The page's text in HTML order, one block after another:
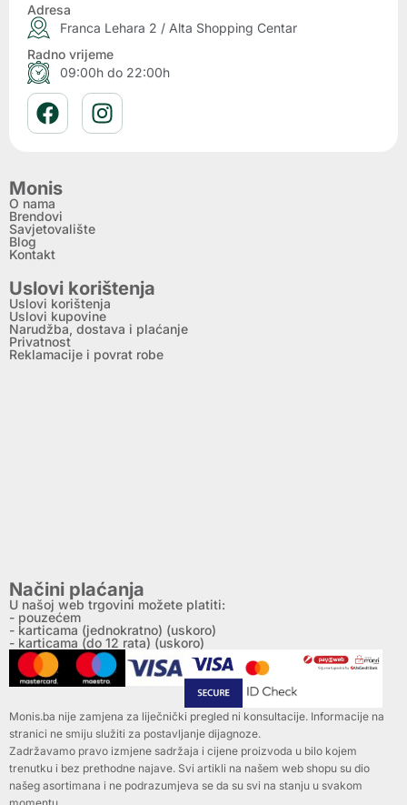
Adresa
Franca Lehara 2 / Alta Shopping Centar
Radno vrijeme
09:00h do 22:00h
Monis
O nama
Brendovi
Savjetovalište
Blog
Kontakt
Uslovi korištenja
Uslovi korištenja
Uslovi kupovine
Narudžba, dostava i plaćanje
Privatnost
Reklamacije i povrat robe
Načini plaćanja
U našoj web trgovini možete platiti:
- pouzećem
- karticama (jednokratno) (uskoro)
- karticama (do 12 rata) (uskoro)
Monis.ba nije zamjena za liječnički pregled ni konsultacije. Informacije na
stranici ne smiju služiti za postavljanje dijagnoze.
Zadržavamo pravo izmjene sadržaja i cijene proizvoda u bilo kojem
trenutku i bez prethodne najave. Svi artikli na našem web shopu su dio
našeg asortimana i ne podrazumjeva se da su svi na stanju u svakom